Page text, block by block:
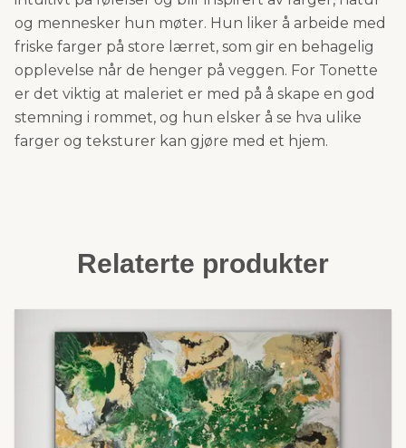
og mennesker hun møter. Hun liker å arbeide med
friske farger på store lærret, som gir en behagelig
opplevelse når de henger på veggen. For Tonette
er det viktig at maleriet er med på å skape en god
stemning i rommet, og hun elsker å se hva ulike
farger og teksturer kan gjøre med et hjem.
Relaterte produkter